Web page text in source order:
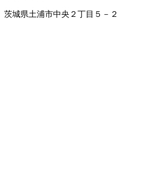
茨城県土浦市中央２丁目５－２